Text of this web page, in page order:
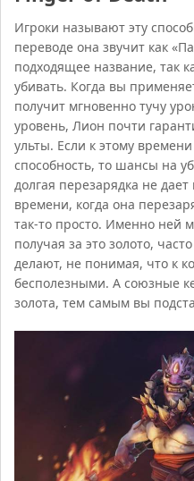
Игроки называют эту
переводе она звучит как
подходящее название, так
убивать. Когда вы
получит мгновенно тучу
уровень, Лион почти
ульты. Если к этому
способность, то шансы на
долгая перезарядка не
времени, когда она
так-то просто. Именно ней
получая за это золото,
делают, не понимая, что к
бесполезными. А союзные
золота, тем самым вы